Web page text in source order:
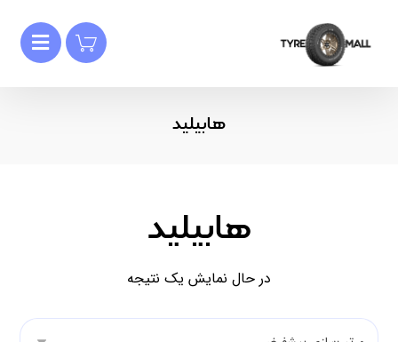
هابیلید
هابیلید
در حال نمایش یک نتیجه